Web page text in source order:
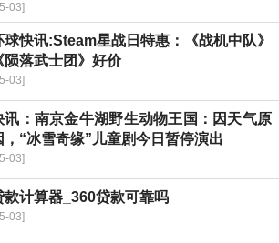
03]
球快讯:Steam星战日特惠：《战机中队》
陨落武士团》好价
03]
讯：南京金牛湖野生动物王国：因天气原
，“冰雪奇缘”儿童剧今日暂停演出
03]
款计算器_360贷款可靠吗
03]